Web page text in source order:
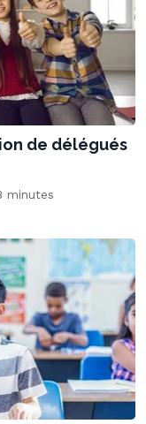
de délégués
minutes